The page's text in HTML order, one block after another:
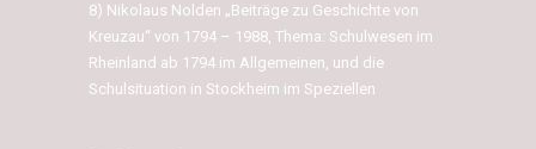
8) Nikolaus Nolden „Beiträge zu Geschichte von
Kreuzau“ von 1794 – 1988, Thema: Schulwesen im
Rheinland ab 1794 im Allgemeinen, und die
Schulsituation in Stockheim im Speziellen